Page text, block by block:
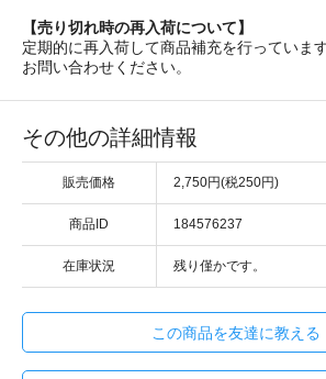
【売り切れ時の再入荷について】
定期的に再入荷して商品補充を行っていま
お問い合わせください。
その他の詳細情報
販売価格 2,750円(税250円)
商品ID 184576237
在庫状況 残り僅かです。
この商品を友達に教える